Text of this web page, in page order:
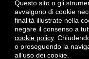
C.F. e P. IVA:
E-mail:info@cpv.org
E-mail certificata PEC:
byGruppo 4 srl
Questo sito o gli
avvalgono di cookie
finalità illustrate nella
negare il consenso a
cookie policy.
o proseguendo la
all’uso dei cookie.